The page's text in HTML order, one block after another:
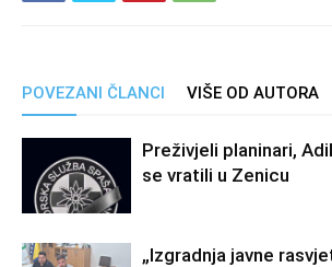
POVEZANI ČLANCI VIŠE OD AUTORA
Preživjeli planinari,
se vratili u Zenicu
„Izgradnja javne